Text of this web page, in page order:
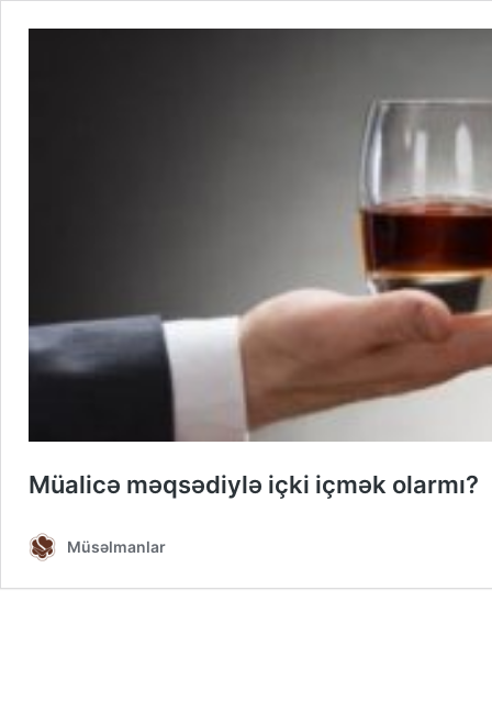
Müalicə məqsədiylə içki içmək olarmı?
Müsəlmanlar